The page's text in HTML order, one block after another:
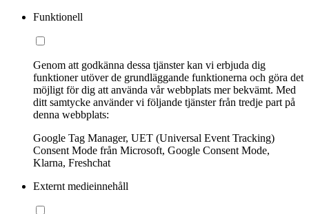
Funktionell
Genom att godkänna dessa tjänster kan vi erbjuda dig
funktioner utöver de grundläggande funktionerna och göra det
möjligt för dig att använda vår webbplats mer bekvämt. Med
ditt samtycke använder vi följande tjänster från tredje part på
denna webbplats:
Google Tag Manager, UET (Universal Event Tracking)
Consent Mode från Microsoft, Google Consent Mode,
Klarna, Freshchat
Externt medieinnehåll